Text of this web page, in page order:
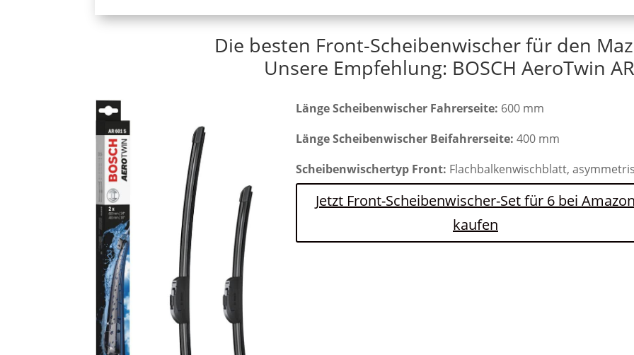
Die besten Front-Scheibenwischer für den
Unsere Empfehlung: BOSCH AeroTwin
Länge Scheibenwischer Fahrerseite: 600 mm
Länge Scheibenwischer Beifahrerseite: 400 mm
Scheibenwischertyp Front: Flachbalkenwischblatt,
Jetzt Front-Scheibenwischer-Set für 6 bei Amazon
kaufen